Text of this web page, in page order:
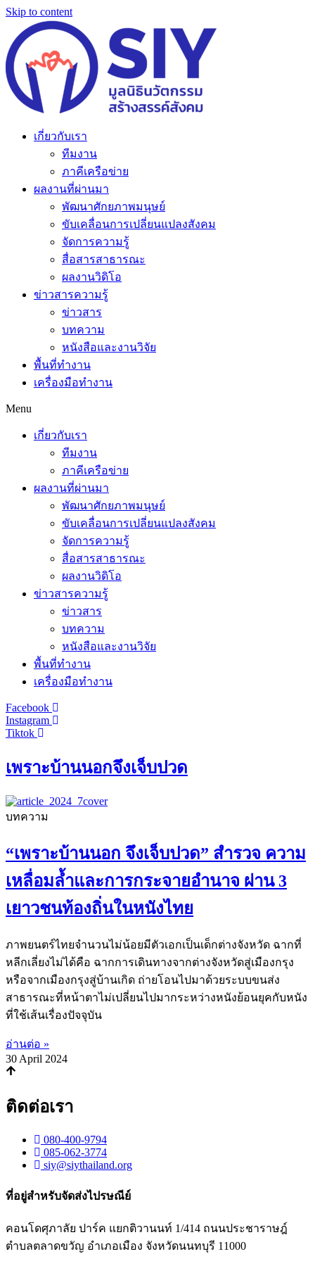
Skip to content
เกี่ยวกับเรา
ทีมงาน
ภาคีเครือข่าย
ผลงานที่ผ่านมา
พัฒนาศักยภาพมนุษย์
ขับเคลื่อนการเปลี่ยนแปลงสังคม
จัดการความรู้
สื่อสารสาธารณะ
ผลงานวิดิโอ
ข่าวสารความรู้
ข่าวสาร
บทความ
หนังสือและงานวิจัย
พื้นที่ทำงาน
เครื่องมือทำงาน
Menu
เกี่ยวกับเรา
ทีมงาน
ภาคีเครือข่าย
ผลงานที่ผ่านมา
พัฒนาศักยภาพมนุษย์
ขับเคลื่อนการเปลี่ยนแปลงสังคม
จัดการความรู้
สื่อสารสาธารณะ
ผลงานวิดิโอ
ข่าวสารความรู้
ข่าวสาร
บทความ
หนังสือและงานวิจัย
พื้นที่ทำงาน
เครื่องมือทำงาน
Facebook
Instagram
Tiktok
เพราะบ้านนอกจึงเจ็บปวด
บทความ
“เพราะบ้านนอก จึงเจ็บปวด” สำรวจ ความ
เหลื่อมล้ำและการกระจายอำนาจ ผ่าน 3
เยาวชนท้องถิ่นในหนังไทย
ภาพยนตร์ไทยจำนวนไม่น้อยมีตัวเอกเป็นเด็กต่างจังหวัด ฉากที่
หลีกเลี่ยงไม่ได้คือ ฉากการเดินทางจากต่างจังหวัดสู่เมืองกรุง
หรือจากเมืองกรุงสู่บ้านเกิด ถ่ายโอนไปมาด้วยระบบขนส่ง
สาธารณะที่หน้าตาไม่เปลี่ยนไปมากระหว่างหนังย้อนยุคกับหนัง
ที่ใช้เส้นเรื่องปัจจุบัน
อ่านต่อ »
30 April 2024
ติดต่อเรา
080-400-9794
085-062-3774
siy@siythailand.org
ที่อยู่สำหรับจัดส่งไปรษณีย์
คอนโดศุภาลัย ปาร์ค แยกติวานนท์ 1/414 ถนนประชาราษฎ์
ตำบลตลาดขวัญ อำเภอเมือง จังหวัดนนทบุรี 11000